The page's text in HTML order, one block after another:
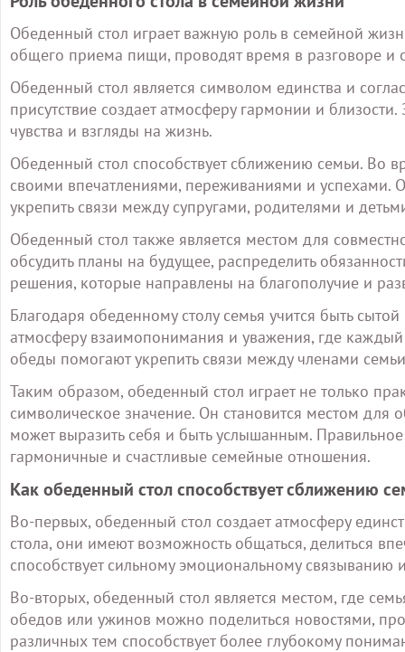
Обеденный стол играет важную роль в семейной
общего приема пищи, проводят время в разговоре
Обеденный стол является символом единства и
присутствие создает атмосферу гармонии и
чувства и взгляды на жизнь.
Обеденный стол способствует сближению семьи. Во
своими впечатлениями, переживаниями и успехами.
укрепить связи между супругами, родителями и
Обеденный стол также является местом для
обсудить планы на будущее, распределить
решения, которые направлены на благополучие и
Благодаря обеденному столу семья учится быть
атмосферу взаимопонимания и уважения, где
обеды помогают укрепить связи между членами
Таким образом, обеденный стол играет не только
символическое значение. Он становится местом
может выразить себя и быть услышанным.
гармоничные и счастливые семейные отношения.
Как обеденный стол способствует сближению
Во-первых, обеденный стол создает атмосферу
стола, они имеют возможность общаться, делиться
способствует сильному эмоциональному
Во-вторых, обеденный стол является местом, где
обедов или ужинов можно поделиться новостями,
различных тем способствует более глубокому